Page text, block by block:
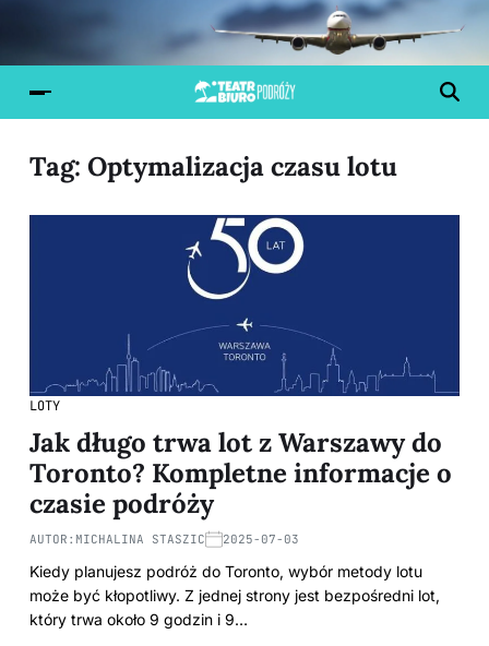
Tag: Optymalizacja czasu lotu
LOTY
Jak długo trwa lot z Warszawy do
Toronto? Kompletne informacje o
czasie podróży
AUTOR: MICHALINA STASZIC 2025-07-03
Kiedy planujesz podróż do Toronto, wybór metody lotu
może być kłopotliwy. Z jednej strony jest bezpośredni lot,
który trwa około 9 godzin i 9…